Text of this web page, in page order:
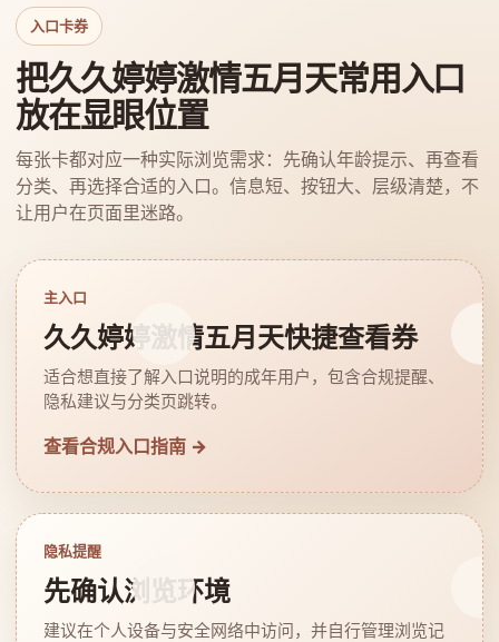
入口卡券
把久久婷婷激情五月天常用入口
放在显眼位置
每张卡都对应一种实际浏览需求：先确认年龄提示、再查看
分类、再选择合适的入口。信息短、按钮大、层级清楚，不
让用户在页面里迷路。
主入口
久久婷婷激情五月天快捷查看券
适合想直接了解入口说明的成年用户，包含合规提醒、
隐私建议与分类页跳转。
查看合规入口指南 →
隐私提醒
先确认浏览环境
建议在个人设备与安全网络中访问，并自行管理浏览记